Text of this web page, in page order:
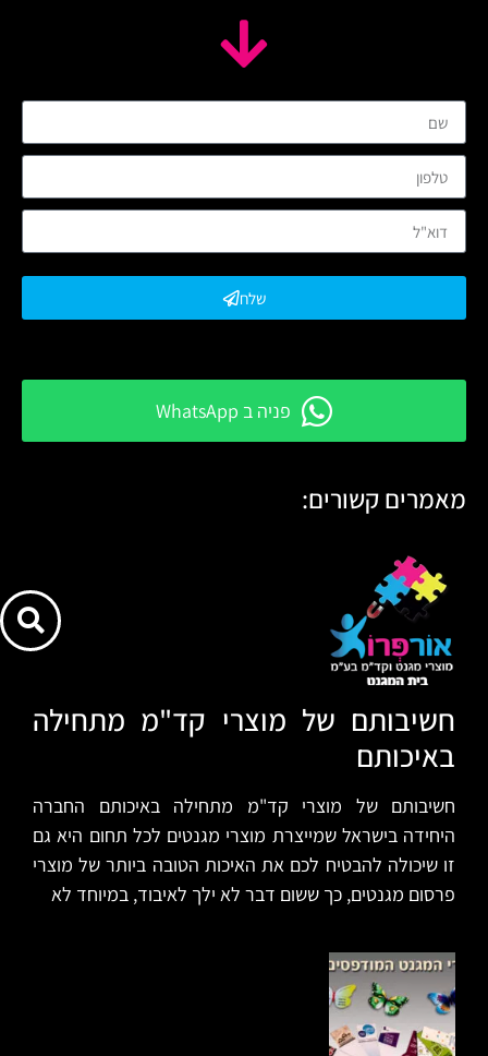
שלח
פניה ב WhatsApp
מאמרים קשורים:
חשיבותם של מוצרי קד"מ מתחילה
באיכותם
חשיבותם של מוצרי קד"מ מתחילה באיכותם החברה
היחידה בישראל שמייצרת מוצרי מגנטים לכל תחום היא גם
זו שיכולה להבטיח לכם את האיכות הטובה ביותר של מוצרי
פרסום מגנטים, כך ששום דבר לא ילך לאיבוד, במיוחד לא